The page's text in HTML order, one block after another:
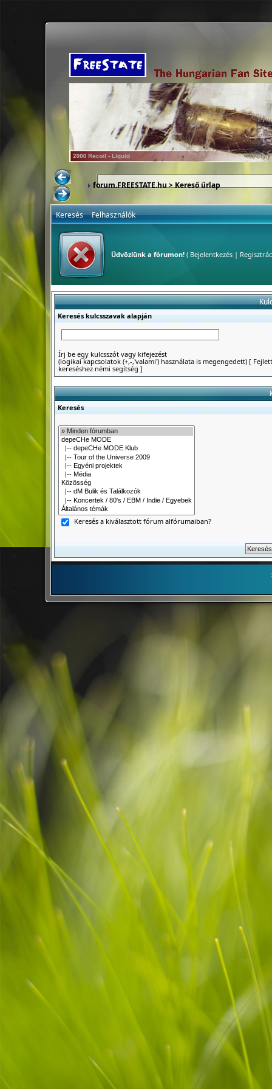
forum.FREESTATE.hu> Kereső űrlap
Keresés Felhasználók
Üdvözlünk a fórumon!( Bejelentkezés|
Keresés kulcsszavak alapján
Írj be egy kulcsszót vagy kifejezést
(logikai kapcsolatok (+,-,'valami') használata is megengedett)[
kereséshez némi segítség ]
Keresés
Keresés a kiválasztott fórum alfórumaiban?